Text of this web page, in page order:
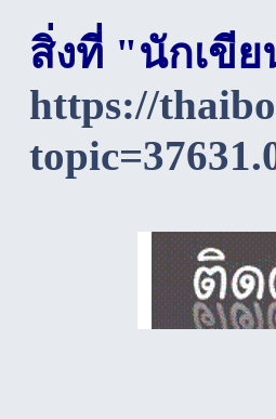
สิ่งที่ "นักเขี
https://